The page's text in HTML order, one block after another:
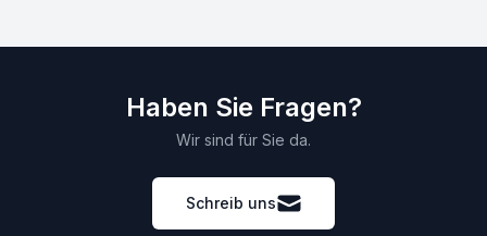
Haben Sie Fragen?
Wir sind für Sie da.
Schreib uns